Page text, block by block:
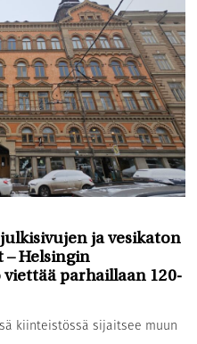
ja vesikaton
– Helsingin
parhaillaan 120-
kiinteistössä sijaitsee muun